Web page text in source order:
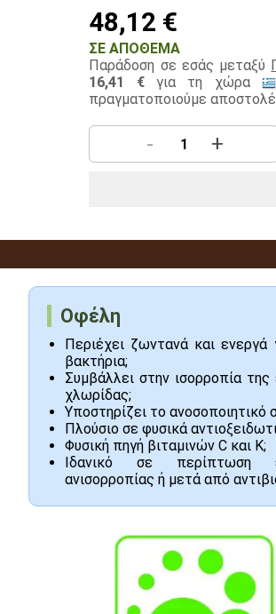
48,12 €
ΣΕ ΑΠΌΘΕΜΑ
Παράδοση σε εσάς μεταξύ
16,41 €για τη χώρα
πραγματοποιούμε
- +
Οφέλη
Περιέχει ζωντανά και ενεργά
βακτήρια;
Συμβάλλει στην ισορροπία της
χλωρίδας;
Υποστηρίζει το ανοσοποιητικό
Πλούσιο σε φυσικά
Φυσική πηγή βιταμινών C και K;
Ιδανικό σε περίπτωση
ανισορροπίας ή μετά από